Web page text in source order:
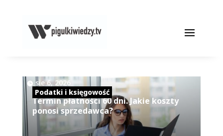
Termin płatności 60 dni. Jakie koszty
ponosi sprzedawca?
sie 6, 2026 |
Podatki i księgowość